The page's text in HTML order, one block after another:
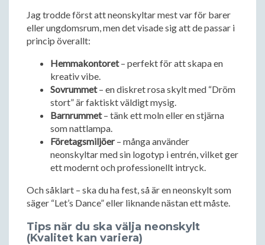
Jag trodde först att neonskyltar mest var för barer
eller ungdomsrum, men det visade sig att de passar i
princip överallt:
Hemmakontoret– perfekt för att skapa en
kreativ vibe.
Sovrummet– en diskret rosa skylt med “Dröm
stort” är faktiskt väldigt mysig.
Barnrummet– tänk ett moln eller en stjärna
som nattlampa.
Företagsmiljöer– många använder
neonskyltar med sin logotyp i entrén, vilket ger
ett modernt och professionellt intryck.
Och såklart – ska du ha fest, så är en neonskylt som
säger “Let’s Dance” eller liknande nästan ett måste.
Tips när du ska välja neonskylt
(Kvalitet kan variera)